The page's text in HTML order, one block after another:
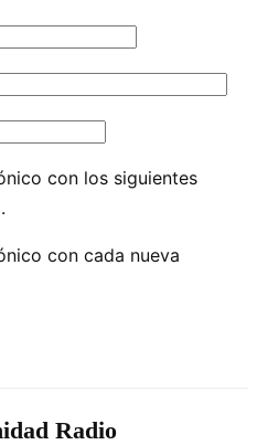
con los siguientes
con cada nueva
Radio